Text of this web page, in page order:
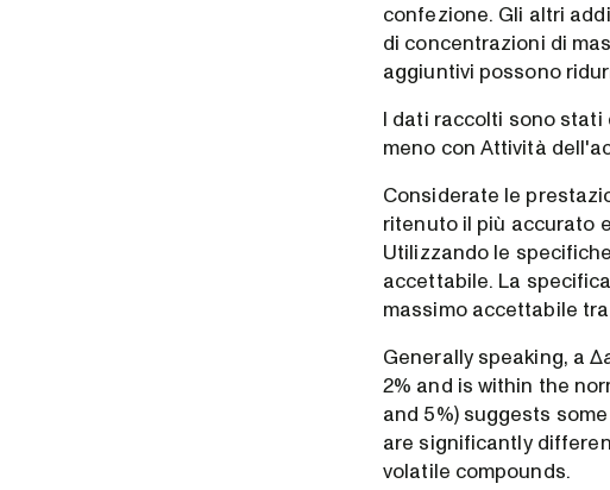
confezione. Gli altri
di concentrazioni di
aggiuntivi possono
I dati raccolti sono
meno con Attività
Considerate le
ritenuto il più accurato
Utilizzando le
accettabile. La
massimo accettabile
Generally speaking, a Δ
2% and is within the
and 5%) suggests
are significantly
volatile compounds.